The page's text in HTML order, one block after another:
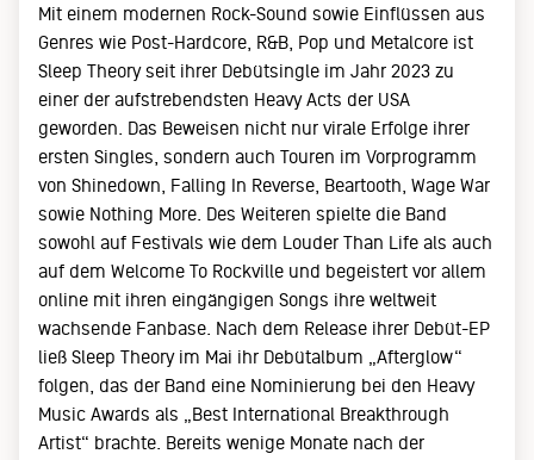
Mit einem modernen Rock-Sound sowie Einflüssen aus
Genres wie Post-Hardcore, R&B, Pop und Metalcore ist
Sleep Theory seit ihrer Debütsingle im Jahr 2023 zu
einer der aufstrebendsten Heavy Acts der USA
geworden. Das Beweisen nicht nur virale Erfolge ihrer
ersten Singles, sondern auch Touren im Vorprogramm
von Shinedown, Falling In Reverse, Beartooth, Wage War
sowie Nothing More. Des Weiteren spielte die Band
sowohl auf Festivals wie dem Louder Than Life als auch
auf dem Welcome To Rockville und begeistert vor allem
online mit ihren eingängigen Songs ihre weltweit
wachsende Fanbase. Nach dem Release ihrer Debüt-EP
ließ Sleep Theory im Mai ihr Debütalbum „Afterglow“
folgen, das der Band eine Nominierung bei den Heavy
Music Awards als „Best International Breakthrough
Artist“ brachte. Bereits wenige Monate nach der